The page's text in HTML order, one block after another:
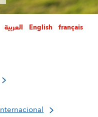
العربية English français